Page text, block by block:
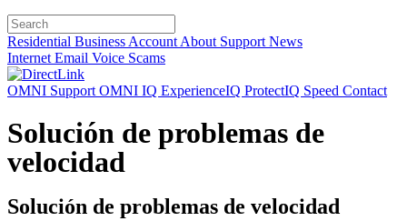
Residential Business Account About Support News
Internet Email Voice Scams
OMNI Support OMNI IQ ExperienceIQ ProtectIQ Speed Contact
Solución de problemas de
velocidad
Solución de problemas de velocidad